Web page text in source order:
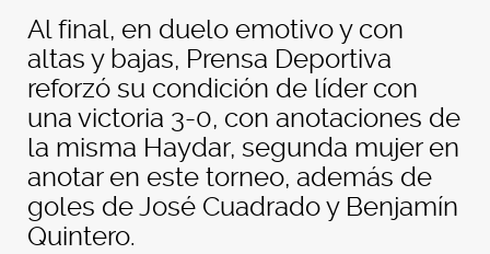
Al final, en duelo emotivo y con
altas y bajas, Prensa Deportiva
reforzó su condición de líder con
una victoria 3-0, con anotaciones de
la misma Haydar, segunda mujer en
anotar en este torneo, además de
goles de José Cuadrado y Benjamín
Quintero.